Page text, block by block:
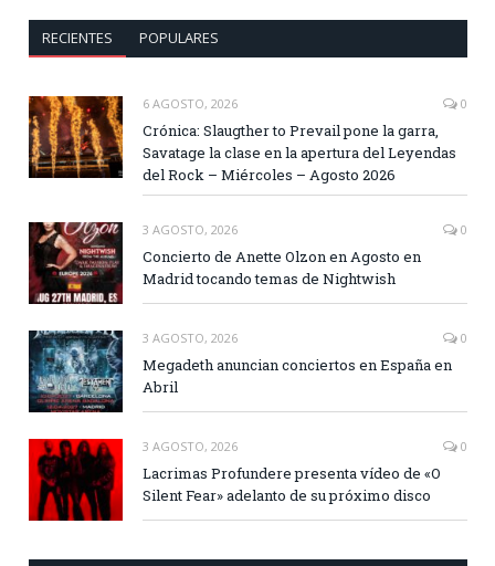
RECIENTES POPULARES
6 AGOSTO, 2026 0
Crónica: Slaugther to Prevail pone la garra,
Savatage la clase en la apertura del Leyendas
del Rock – Miércoles – Agosto 2026
3 AGOSTO, 2026 0
Concierto de Anette Olzon en Agosto en
Madrid tocando temas de Nightwish
3 AGOSTO, 2026 0
Megadeth anuncian conciertos en España en
Abril
3 AGOSTO, 2026 0
Lacrimas Profundere presenta vídeo de «O
Silent Fear» adelanto de su próximo disco